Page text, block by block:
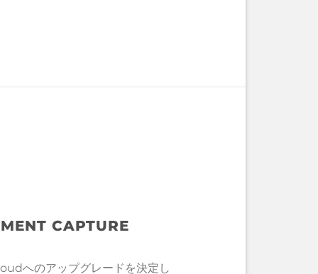
CAPTURE
へのアップグレードを決定し